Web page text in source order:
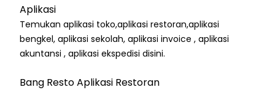
Aplikasi
Temukan aplikasi toko,aplikasi restoran,aplikasi
bengkel, aplikasi sekolah, aplikasi invoice , aplikasi
akuntansi , aplikasi ekspedisi disini.
Bang Resto Aplikasi Restoran